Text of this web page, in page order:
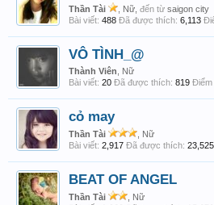
Thần Tài , Nữ, đến từ saigon city
Bài viết: 488 Đã được thích: 6,113
VÔ TÌNH_@
Thành Viên , Nữ
Bài viết: 20 Đã được thích: 819 Điểm
cỏ may
Thần Tài
, Nữ
Bài viết: 2,917 Đã được thích: 23,525
BEAT OF ANGEL
Thần Tài
, Nữ